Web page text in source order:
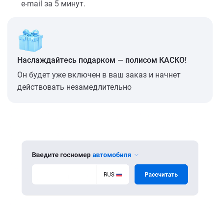
e-mail за 5 минут.
Наслаждайтесь подарком — полисом КАСКО!
Он будет уже включен в ваш заказ и начнет
действовать незамедлительно